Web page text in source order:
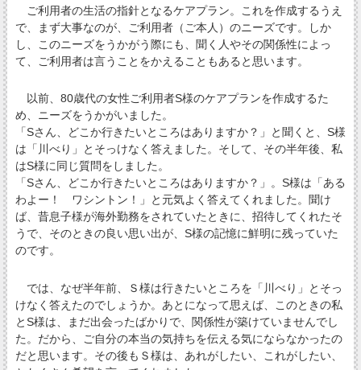
ご利用者の生活の指針となるケアプラン。これを作成するうえ
で、まず大事なのが、ご利用者（ご本人）のニーズです。しか
し、このニーズをうかがう際にも、聞く人やその関係性によっ
て、ご利用者は言うことをかえることもあると思います。
以前、80歳代の女性ご利用者S様のケアプランを作成するた
め、ニーズをうかがいました。
「Sさん、どこか行きたいところはありますか？」と聞くと、S様
は「川べり」とそっけなく答えました。そして、その半年後、私
はS様に同じ質問をしました。
「Sさん、どこか行きたいところはありますか？」。S様は「ある
わよー！ ワシントン！」と元気よく答えてくれました。聞け
ば、昔息子様が海外勤務をされていたときに、招待してくれたそ
うで、そのときの良い思い出が、S様の記憶に鮮明に残っていた
のです。
では、なぜ半年前、Ｓ様は行きたいところを「川べり」とそっ
けなく答えたのでしょうか。あとになって思えば、このときの私
とS様は、まだ出会ったばかりで、関係性が築けていませんでし
た。だから、ご自分の本当の気持ちを伝える気にならなかったの
だと思います。その後もＳ様は、あれがしたい、これがしたい、